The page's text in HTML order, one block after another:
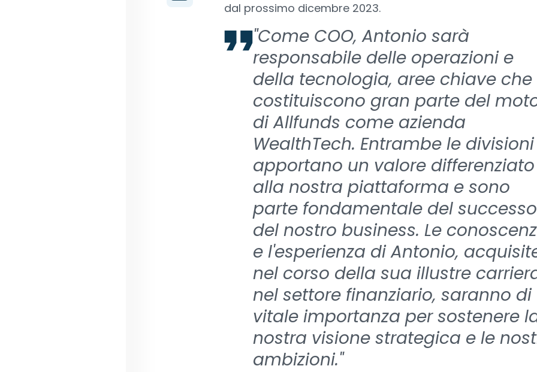
dal prossimo dicembre 2023.
"Come COO, Antonio sarà
responsabile delle operazioni e
della tecnologia, aree chiave che
costituiscono gran parte del
di Allfunds come azienda
WealthTech. Entrambe le divisioni
apportano un valore differenziato
alla nostra piattaforma e sono
parte fondamentale del successo
del nostro business. Le
e l'esperienza di Antonio,
nel corso della sua illustre
nel settore finanziario, saranno di
vitale importanza per sostenere
nostra visione strategica e le
ambizioni."